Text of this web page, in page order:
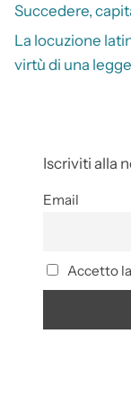
Succedere,
La locuzione
virtù di una legge
Iscriviti alla
Email
Accetto